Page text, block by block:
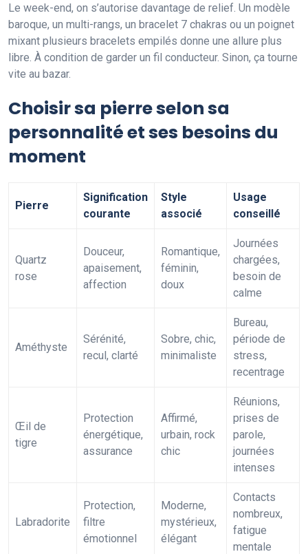
Le week-end, on s’autorise davantage de relief. Un modèle
baroque, un multi-rangs, un bracelet 7 chakras ou un poignet
mixant plusieurs bracelets empilés donne une allure plus
libre. À condition de garder un fil conducteur. Sinon, ça tourne
vite au bazar.
Choisir sa pierre selon sa
personnalité et ses besoins du
moment
Pierre
Signification
courante
Style
associé
Usage
conseillé
Quartz
rose
Douceur,
apaisement,
affection
Romantique,
féminin,
doux
Journées
chargées,
besoin de
calme
Améthyste
Sérénité,
recul, clarté
Sobre, chic,
minimaliste
Bureau,
période de
stress,
recentrage
Œil de
tigre
Protection
énergétique,
assurance
Affirmé,
urbain, rock
chic
Réunions,
prises de
parole,
journées
intenses
Labradorite
Protection,
filtre
émotionnel
Moderne,
mystérieux,
élégant
Contacts
nombreux,
fatigue
mentale